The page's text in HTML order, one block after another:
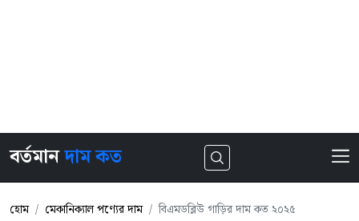
বর্তমানদাম কত
হোম মেকানিক্যাল পণ্যের দাম বিএমডব্লিউ গাড়ির দাম কত ২০২৫